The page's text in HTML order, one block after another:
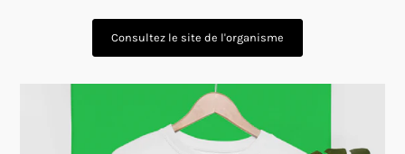
Consultez le site de l'organisme